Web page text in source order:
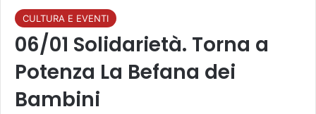
CULTURA E EVENTI
06/01 Solidarietà. Torna a
Potenza La Befana dei
Bambini